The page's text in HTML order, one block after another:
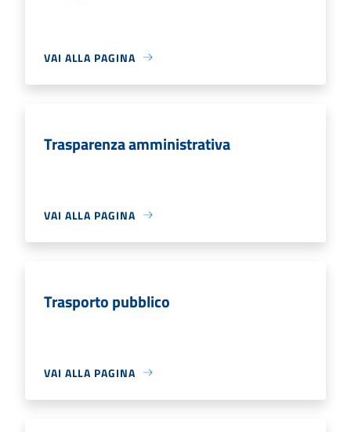
VAI ALLA PAGINA
Trasparenza amministrativa
VAI ALLA PAGINA
Trasporto pubblico
VAI ALLA PAGINA